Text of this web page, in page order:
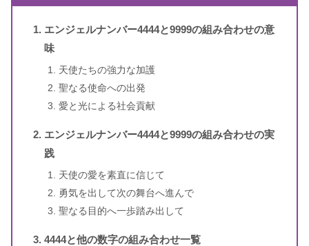
著者
ト・ブラウン
訳者 牧野・M・美枝
出版年
1〜3桁のエンジェルナンバー
4桁のエンジェルナンバー
エンジェルナンバー4444と9999の組み合わせの意
味
天使たちの強力な加護
聖なる使命への出発
愛と光による社会貢献
エンジェルナンバー4444と9999の組み合わせの実
践
天使の愛を素直に信じて
勇気を出して次の舞台へ進んで
聖なる目的へ一歩踏み出して
4444と他の数字の組み合わせ一覧